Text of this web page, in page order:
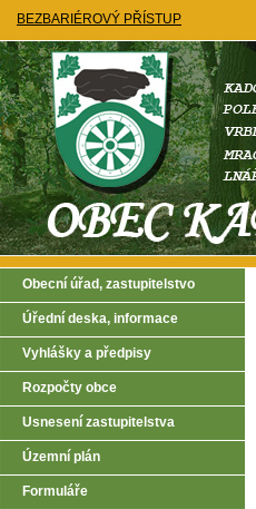
BEZBARIÉROVÝ PŘÍSTUP
Obecní úřad, zastupitelstvo
Úřední deska, informace
Vyhlášky a předpisy
Rozpočty obce
Usnesení zastupitelstva
Územní plán
Formuláře